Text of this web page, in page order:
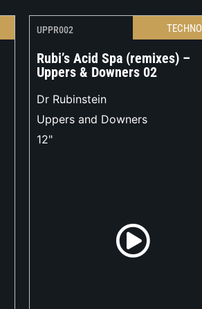
UPPR002 TECHNO
Rubi’s Acid Spa (remixes) –
Uppers & Downers 02
Dr Rubinstein
Uppers and Downers
12"